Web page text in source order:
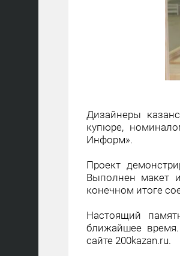
Дизайнеры
купюре,
Информ».
Проект
Выполнен макет
конечном итоге
Настоящий
ближайшее
сайте 200kazan.ru.